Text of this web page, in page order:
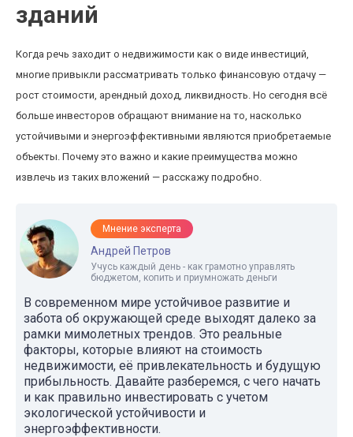
зданий
Когда речь заходит о недвижимости как о виде инвестиций,
многие привыкли рассматривать только финансовую отдачу —
рост стоимости, арендный доход, ликвидность. Но сегодня всё
больше инвесторов обращают внимание на то, насколько
устойчивыми и энергоэффективными являются приобретаемые
объекты. Почему это важно и какие преимущества можно
извлечь из таких вложений — расскажу подробно.
Мнение эксперта
Андрей Петров
Учусь каждый день - как грамотно управлять
бюджетом, копить и приумножать деньги
В современном мире устойчивое развитие и
забота об окружающей среде выходят далеко за
рамки мимолетных трендов. Это реальные
факторы, которые влияют на стоимость
недвижимости, её привлекательность и будущую
прибыльность. Давайте разберемся, с чего начать
и как правильно инвестировать с учетом
экологической устойчивости и
энергоэффективности.